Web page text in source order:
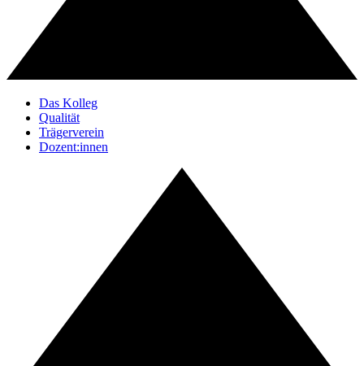
Das Kolleg
Qualität
Trägerverein
Dozent:innen